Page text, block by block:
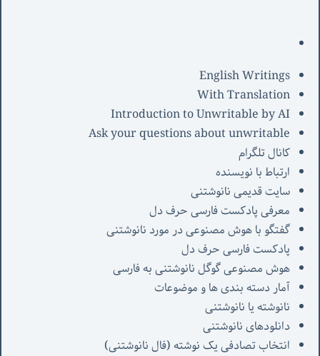
English Writings
With Translation
Introduction to Unwritable by AI
Ask your questions about unwritable
کانال تلگرام
ارتباط با نویسنده
سایت قدیمی نانوشتنی
معرفی پادکست فارسی حرف دل
گفتگو با هوش مصنوعی در مورد نانوشتنی
پادکست فارسی حرف دل
هوش مصنوعی گوگل نانوشتنی به فارسی
آمار دسته بندی ها و موضوعات
نانوشته یا نانوشتنی
دانلودهای نانوشتنی
انتخاب تصادفی یک نوشته (فال نانوشتنی)